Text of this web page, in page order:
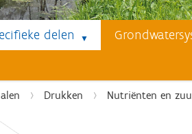
delen
Drukken Nutriënten en